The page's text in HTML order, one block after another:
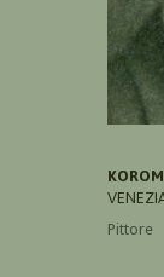
Pittore